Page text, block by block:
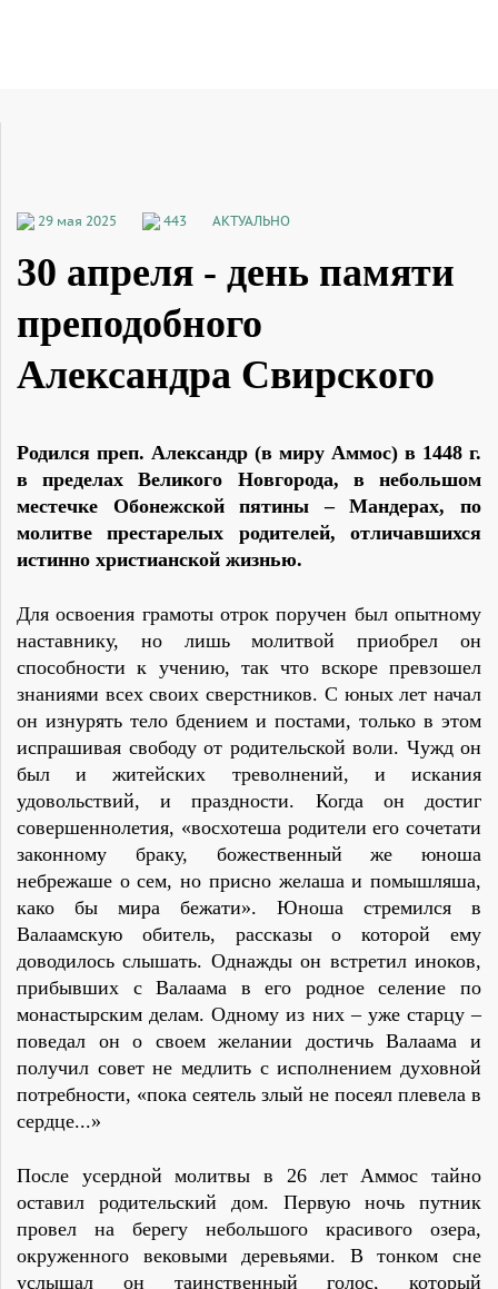
29 мая 2025 443 АКТУАЛЬНО
30 апреля - день памяти
преподобного
Александра Свирского
Родился преп. Александр (в миру Аммос) в 1448 г.
в пределах Великого Новгорода, в небольшом
местечке Обонежской пятины – Мандерах, по
молитве престарелых родителей, отличавшихся
истинно христианской жизнью.
Для освоения грамоты отрок поручен был опытному
наставнику, но лишь молитвой приобрел он
способности к учению, так что вскоре превзошел
знаниями всех своих сверстников. С юных лет начал
он изнурять тело бдением и постами, только в этом
испрашивая свободу от родительской воли. Чужд он
был и житейских треволнений, и искания
удовольствий, и праздности. Когда он достиг
совершеннолетия, «восхотеша родители его сочетати
законному браку, божественный же юноша
небрежаше о сем, но присно желаша и помышляша,
како бы мира бежати». Юноша стремился в
Валаамскую обитель, рассказы о которой ему
доводилось слышать. Однажды он встретил иноков,
прибывших с Валаама в его родное селение по
монастырским делам. Одному из них – уже старцу –
поведал он о своем желании достичь Валаама и
получил совет не медлить с исполнением духовной
потребности, «пока сеятель злый не посеял плевела в
сердце...»
После усердной молитвы в 26 лет Аммос тайно
оставил родительский дом. Первую ночь путник
провел на берегу небольшого красивого озера,
окруженного вековыми деревьями. В тонком сне
услышал он таинственный голос, который